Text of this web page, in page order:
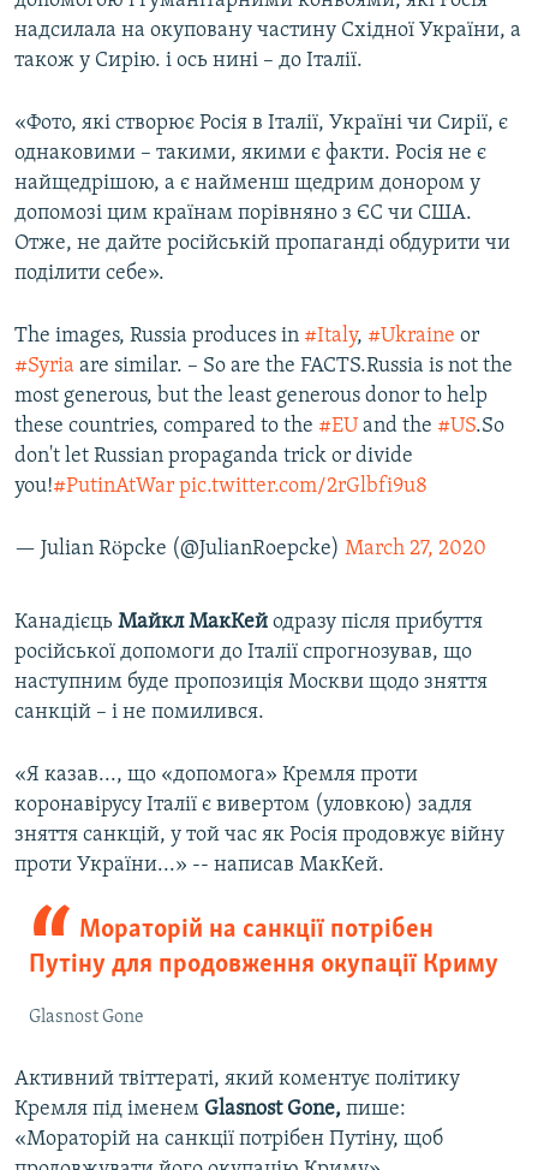
надсилала на окуповану частину Східної України, а
також у Сирію. і ось нині – до Італії.
«Фото, які створює Росія в Італії, Україні чи Сирії, є
однаковими – такими, якими є факти. Росія не є
найщедрішою, а є найменш щедрим донором у
допомозі цим країнам порівняно з ЄС чи США.
Отже, не дайте російській пропаганді обдурити чи
поділити себе».
The images, Russia produces in #Italy, #Ukraine or
#Syria are similar. – So are the FACTS.Russia is not the
most generous, but the least generous donor to help
these countries, compared to the #EU and the #US.So
don't let Russian propaganda trick or divide
you!#PutinAtWar pic.twitter.com/2rGlbfi9u8
— Julian Röpcke (@JulianRoepcke) March 27, 2020
Канадієць Майкл МакКей одразу після прибуття
російської допомоги до Італії спрогнозував, що
наступним буде пропозиція Москви щодо зняття
санкцій – і не помилився.
«Я казав..., що «допомога» Кремля проти
коронавірусу Італії є вивертом (уловкою) задля
зняття санкцій, у той час як Росія продовжує війну
проти України...» -- написав МакКей.
Мораторій на санкції потрібен
Путіну для продовження окупації Криму
Glasnost Gone
Активний твіттераті, який коментує політику
Кремля під іменем Glasnost Gone, пише:
«Мораторій на санкції потрібен Путіну, щоб